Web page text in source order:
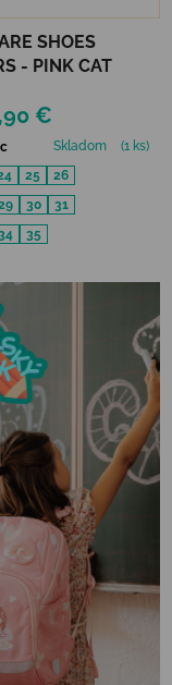
SHOES
- PINK CAT
€
Skladom
(1 ks)
25
26
30
31
35